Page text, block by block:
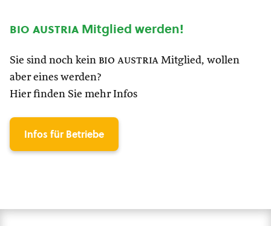
bio austria Mitglied werden!
Sie sind noch kein bio austria Mitglied, wollen
aber eines werden?
Hier finden Sie mehr Infos
Infos für Betriebe